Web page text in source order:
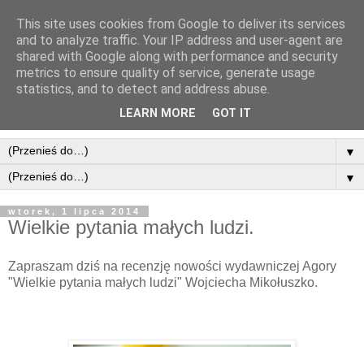
▼
▼
wtorek, 1 lipca 2014
Wielkie pytania małych ludzi.
Zapraszam dziś na recenzję nowości wydawniczej Agory
"Wielkie pytania małych ludzi" Wojciecha Mikołuszko.
This site uses cookies from Google to deliver its services
and to analyze traffic. Your IP address and user-agent are
shared with Google along with performance and security
metrics to ensure quality of service, generate usage
statistics, and to detect and address abuse.
LEARN MORE GOT IT